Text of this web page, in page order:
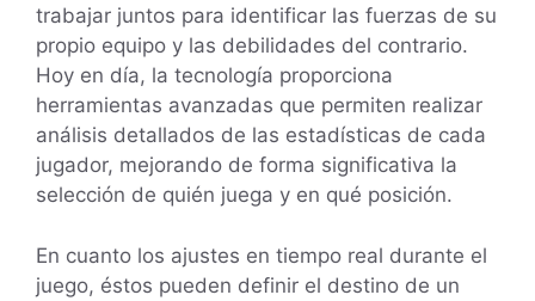
trabajar juntos para identificar las fuerzas de su
propio equipo y las debilidades del contrario.
Hoy en día, la tecnología proporciona
herramientas avanzadas que permiten realizar
análisis detallados de las estadísticas de cada
jugador, mejorando de forma significativa la
selección de quién juega y en qué posición.
En cuanto los ajustes en tiempo real durante el
juego, éstos pueden definir el destino de un